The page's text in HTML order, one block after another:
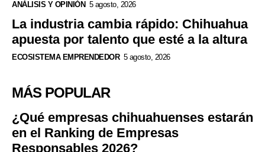
ANÁLISIS Y OPINIÓN 5 agosto, 2026
La industria cambia rápido: Chihuahua
apuesta por talento que esté a la altura
ECOSISTEMA EMPRENDEDOR 5 agosto, 2026
MÁS POPULAR
¿Qué empresas chihuahuenses estarán
en el Ranking de Empresas
Responsables 2026?